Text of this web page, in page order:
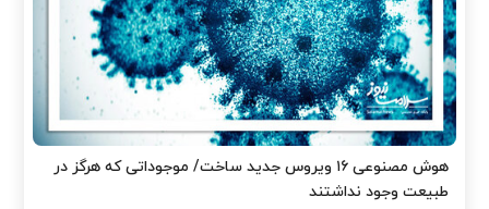
هوش مصنوعی ۱۶ ویروس جدید ساخت/ موجوداتی که هرگز در
طبیعت وجود نداشتند